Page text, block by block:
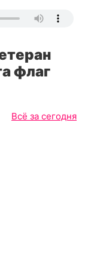
флаг
Всё за сегодня